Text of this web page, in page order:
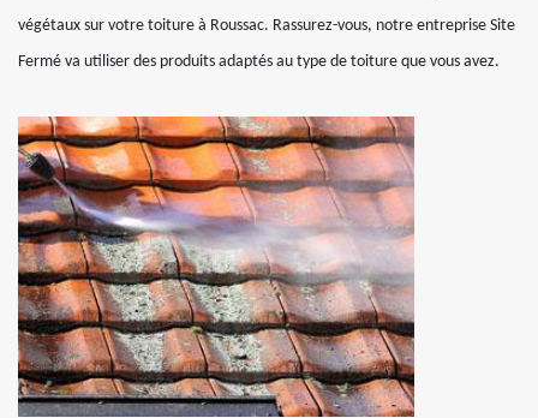
végétaux sur votre toiture à Roussac. Rassurez-vous, notre entreprise Site
Fermé va utiliser des produits adaptés au type de toiture que vous avez.